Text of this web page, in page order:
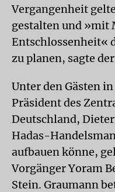
Vergangenheit
gestalten und »mit
Entschlossenheit«
zu planen, sagte
Unter den Gästen
Präsident des
Deutschland,
Hadas-
aufbauen könne,
Vorgänger Yoram
Stein. Graumann